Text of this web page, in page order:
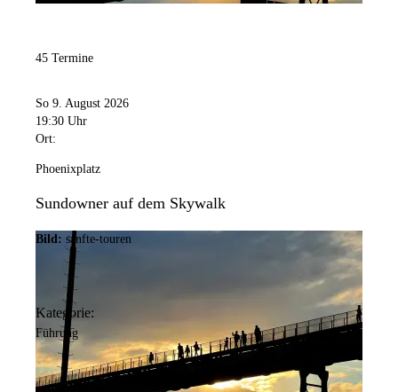
45 Termine
So 9. August 2026
19:30 Uhr
Ort:
Phoenixplatz
Sundowner auf dem Skywalk
Bild: sanfte-touren
Kategorie:
Führung